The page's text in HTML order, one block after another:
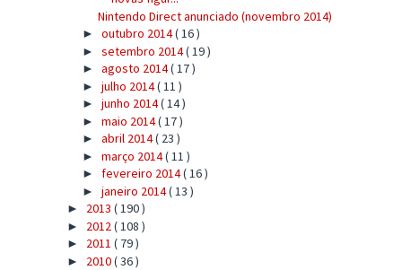
Nintendo Direct anunciado (novembro 2014)
► outubro 2014( 16 )
► setembro 2014( 19 )
► agosto 2014( 17 )
► julho 2014( 11 )
► junho 2014( 14 )
► maio 2014( 17 )
► abril 2014( 23 )
► março 2014( 11 )
► fevereiro 2014( 16 )
► janeiro 2014( 13 )
► 2013 ( 190 )
► 2012( 108 )
► 2011 ( 79 )
► 2010( 36 )